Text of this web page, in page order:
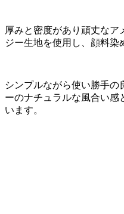
厚みと密度があり頑丈なア
ジー生地を使用し、顔料染
シンプルながら使い勝手の
ーのナチュラルな風合い感
います。